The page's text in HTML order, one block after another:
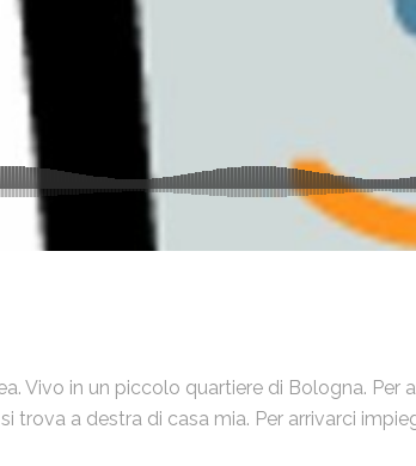
Vivo in un piccolo quartiere di Bologna.
trova a destra di casa mia. Per arrivarci